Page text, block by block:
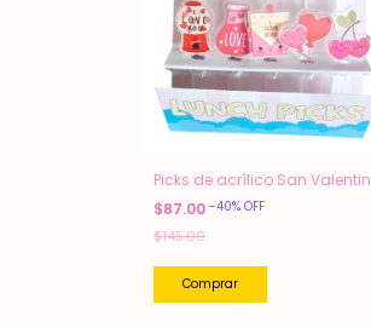
Picks de acrílico San Valentin
$87.00 -40% OFF
$145.00